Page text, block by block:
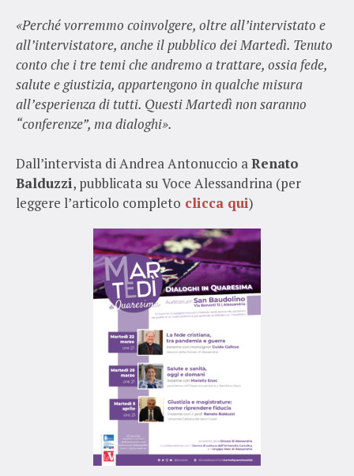
«Perché vorremmo coinvolgere, oltre all’intervistato e
all’intervistatore, anche il pubblico dei Martedì. Tenuto
conto che i tre temi che andremo a trattare, ossia fede,
salute e giustizia, appartengono in qualche misura
all’esperienza di tutti. Questi Martedì non saranno
“conferenze”, ma dialoghi».
Dall’intervista di Andrea Antonuccio aRenato
Balduzzi, pubblicata su Voce Alessandrina (per
leggere l’articolo completo clicca qui)